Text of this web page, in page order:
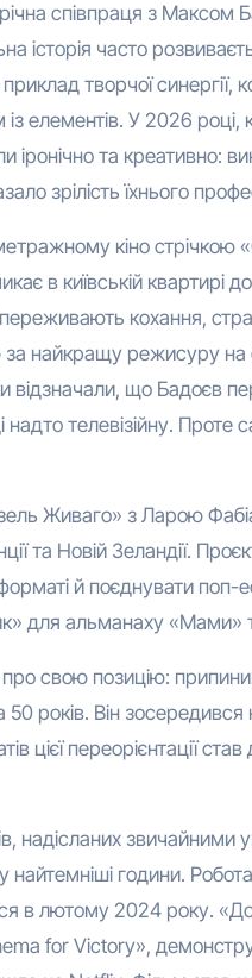
співпраця з Максом
історія часто
творчої синергії,
елементів. У 2026
іронічно та креативно:
зрілість їхнього
кіно стрічкою
в київській квартирі
кохання,
найкращу режисуру на
відзначали, що Бадоєв
телевізійну.
Живаго» з Ларою
та Новій Зеландії.
й поєднувати поп-
для альманаху
свою позицію:
років. Він зосередився
цієї переорієнтації
надісланих
години.
в лютому 2024 року.
for Victory»,